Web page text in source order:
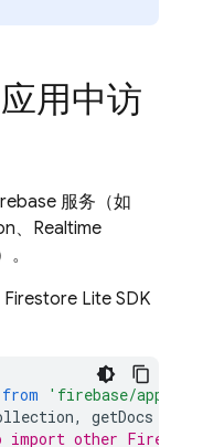
用中访
服务（如
、 Realtime
。
Lite SDK
from 'firebase/app'
, getDocs
other Firebase